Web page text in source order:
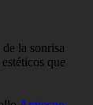
la sonrisa
que